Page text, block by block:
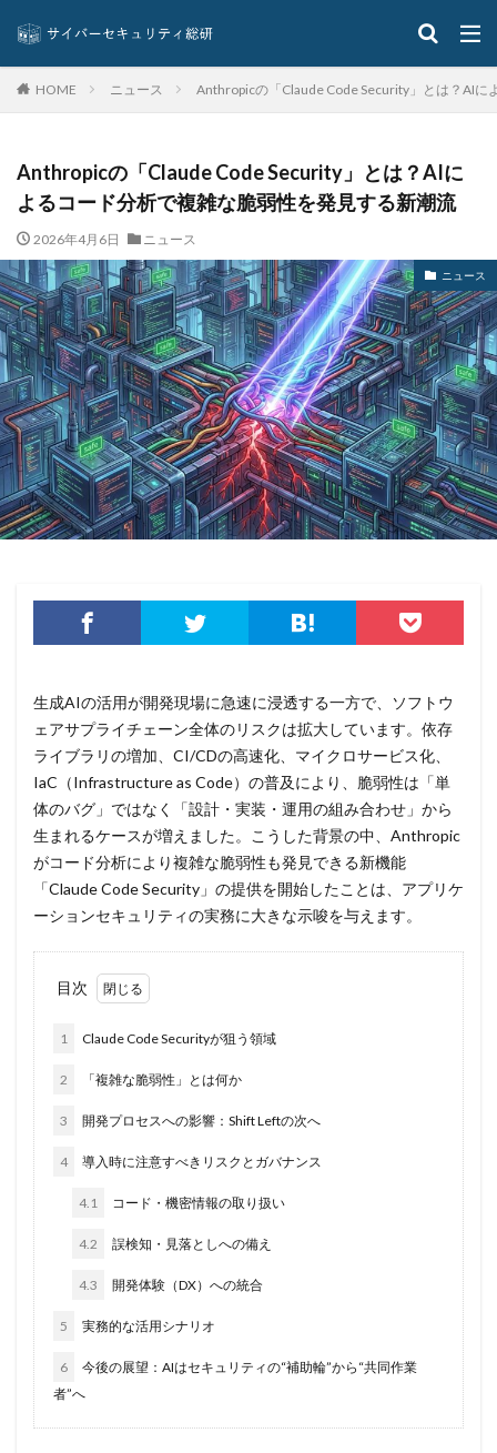
大阪急性期・総合医療センター
奇安信集団
宅ふぁいる便
宅地建物取引業者免許
小学館
岐阜 巧妙化 広告
広島
座談会
強化 復元
復旧
快活フロンティア
情報システム
情報セキュリティ
情報セキュリティマネジメントシステム
情報共有
情報流出
情報漏洩 情報窃取
情報管理
情報資産
情報閲覧 感染
慶応義塾大学
慶應義塾大学
懲戒免職 手口
手口、
手数料
技術 技術情報 持ち出し
掲載
換金
損害 改ざん
改正個人情報保護法
攻撃
攻撃インフラ 攻撃メール
攻撃手法
攻撃者
政府 教育
教育委員会
新型ウイルス
新型コロナウイルス
新潟県
新種
日本
日本HP
日本医科大学武蔵小杉病院
日本損害保険協会
日本郵便
日銀 明海大学 暗号
暗号BOM
暗号化
暗号移行 暗号資産
暗号通貨
更新
更新プログラム 東京
東京オリンピック
東京五輪
東京都 校務システム
株価
検出
検知 検索 構文
標的
標的型メール訓練
標的型攻撃
法人
法人情報
流出
添付 添付ファイル
監査
監視 目的 知識
確認不足
社内教育 社労士
秘密保持 種類
総当たり攻撃
置き引き
脅威ハンティング
脅迫 脆弱性
脆弱性診断
自動車
被害原因
被疑者 補助金 製品
製品比較
HOME ニュース Anthropicの「Claude Code Security」とは？AI
Anthropicの「Claude Code Security」とは？AIに
よるコード分析で複雑な脆弱性を発見する新潮流
2026年4月6日 ニュース
ニュース
生成AIの活用が開発現場に急速に浸透する一方で、ソフトウ
ェアサプライチェーン全体のリスクは拡大しています。依存
ライブラリの増加、CI/CDの高速化、マイクロサービス化、
IaC（Infrastructure as Code）の普及により、脆弱性は「単
体のバグ」ではなく「設計・実装・運用の組み合わせ」から
生まれるケースが増えました。こうした背景の中、Anthropic
がコード分析により複雑な脆弱性も発見できる新機能
「Claude Code Security」の提供を開始したことは、アプリケ
ーションセキュリティの実務に大きな示唆を与えます。
目次
1 Claude Code Securityが狙う領域
2 「複雑な脆弱性」とは何か
3 開発プロセスへの影響：Shift Leftの次へ
4 導入時に注意すべきリスクとガバナンス
4.1 コード・機密情報の取り扱い
4.2 誤検知・見落としへの備え
4.3 開発体験（DX）への統合
5 実務的な活用シナリオ
6
今後の展望：AIはセキュリティの“補助輪”から“共同作業
者”へ